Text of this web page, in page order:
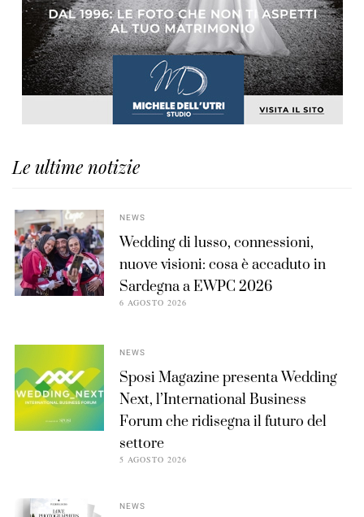
Le ultime notizie
NEWS
Wedding di lusso, connessioni,
nuove visioni: cosa è accaduto in
Sardegna a EWPC 2026
6 AGOSTO 2026
NEWS
Sposi Magazine presenta Wedding
Next, l’International Business
Forum che ridisegna il futuro del
settore
5 AGOSTO 2026
NEWS